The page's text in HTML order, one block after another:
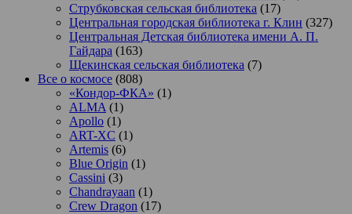
Струбковская сельская библиотека (17)
Центральная городская библиотека г. Клин (327)
Центральная Детская библиотека имени А. П.
Гайдара (163)
Щекинская сельская библиотека (7)
Все о космосе (808)
«Кондор-ФКА» (1)
ALMA (1)
Apollo (1)
ART-XC (1)
Artemis (6)
Blue Origin (1)
Cassini (3)
Chandrayaan (1)
Crew Dragon (17)